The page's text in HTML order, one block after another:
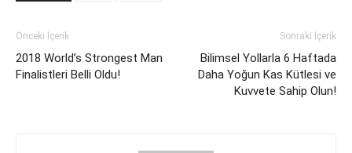
Önceki İçerik
2018 World’s Strongest Man
Finalistleri Belli Oldu!
Sonraki İçerik
Bilimsel Yollarla 6 Haftada
Daha Yoğun Kas Kütlesi ve
Kuvvete Sahip Olun!